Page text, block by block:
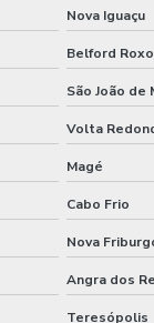
aso
segurança do
trabalho
Nova Iguaçu
Belford Roxo
São João de
Volta
Magé
Cabo Frio
Nova
Angra dos
Teresópolis